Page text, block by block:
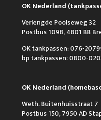
OK Nederland
Verlengde Poolseweg 32
Postbus 1098, 4801 BB
OK tankpassen: 076-
bp tankpassen: 0800-
OK Nederland
Weth. Buitenhuisstraat 7
Postbus 150, 7950 AD